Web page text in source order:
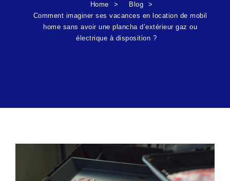
Home
Blog
Comment imaginer ses vacances en location de mobil
home sans avoir une plancha d’extérieur gaz ou
électrique à disposition ?